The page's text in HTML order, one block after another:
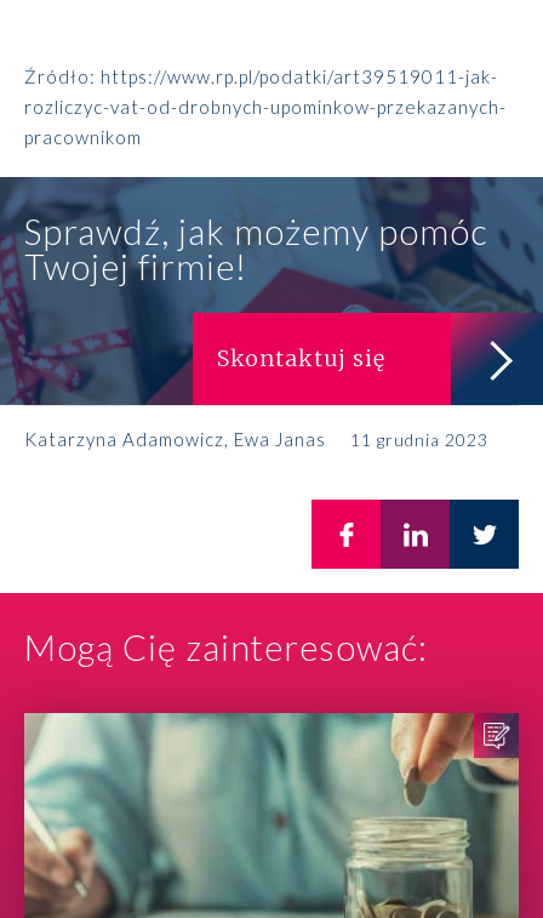
Źródło: https://www.rp.pl/podatki/art39519011-jak-
rozliczyc-vat-od-drobnych-upominkow-przekazanych-
pracownikom
Sprawdź, jak możemy pomóc
Twojej firmie!
Skontaktuj się
Katarzyna Adamowicz, Ewa Janas 11 grudnia 2023
Mogą Cię zainteresować: